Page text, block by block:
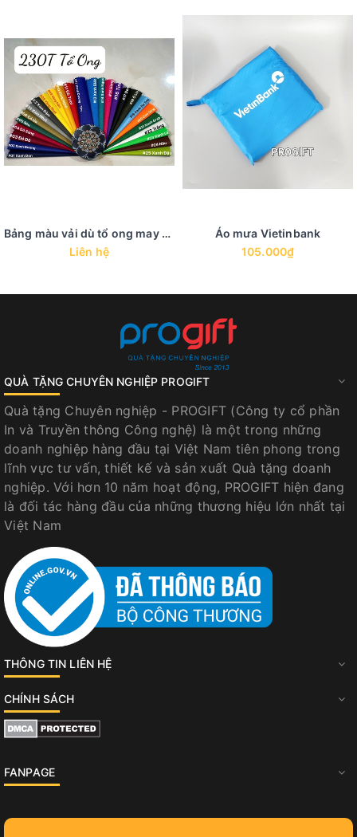
Bảng màu vải dù tổ ong may áo mưa
Liên hệ
Áo mưa Vietinbank
105.000₫
QUÀ TẶNG CHUYÊN NGHIỆP PROGIFT
Quà tặng Chuyên nghiệp - PROGIFT (Công ty cổ phần
In và Truyền thông Công nghệ) là một trong những
doanh nghiệp hàng đầu tại Việt Nam tiên phong trong
lĩnh vực tư vấn, thiết kế và sản xuất Quà tặng doanh
nghiệp. Với hơn 10 năm hoạt động, PROGIFT hiện đang
là đối tác hàng đầu của những thương hiệu lớn nhất tại
Việt Nam
THÔNG TIN LIÊN HỆ
CHÍNH SÁCH
FANPAGE